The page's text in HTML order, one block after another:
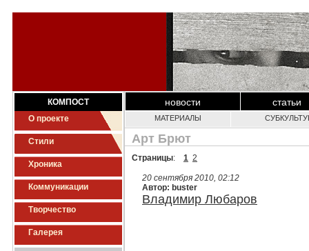
КОМПОСТ
О проекте
Стили
Хроника
Коммуникации
Творчество
Галерея
новости статьи
МАТЕРИАЛЫ
Арт Брют
Страницы: 1 2
20 сентября 2010, 02:12
Автор: buster
Владимир Любаров